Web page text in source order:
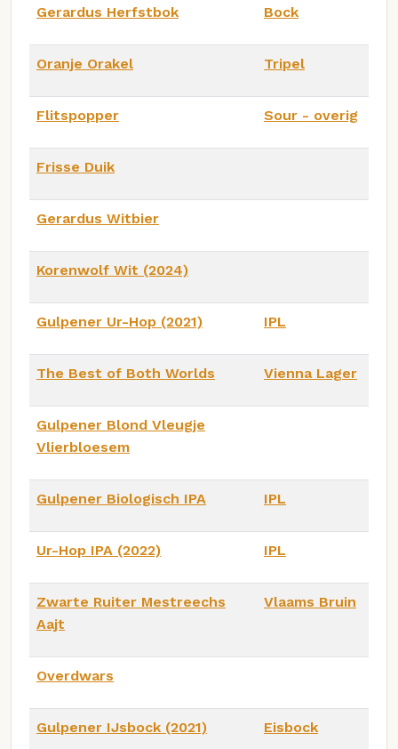
Gerardus Herfstbok Bock
Oranje Orakel Tripel
Flitspopper Sour - overig
Frisse Duik
Gerardus Witbier
Korenwolf Wit (2024)
Gulpener Ur-Hop (2021) IPL
The Best of Both Worlds Vienna Lager
Gulpener Blond Vleugje
Vlierbloesem
Gulpener Biologisch IPA IPL
Ur-Hop IPA (2022) IPL
Zwarte Ruiter Mestreechs
Aajt
Vlaams Bruin
Overdwars
Gulpener IJsbock (2021) Eisbock